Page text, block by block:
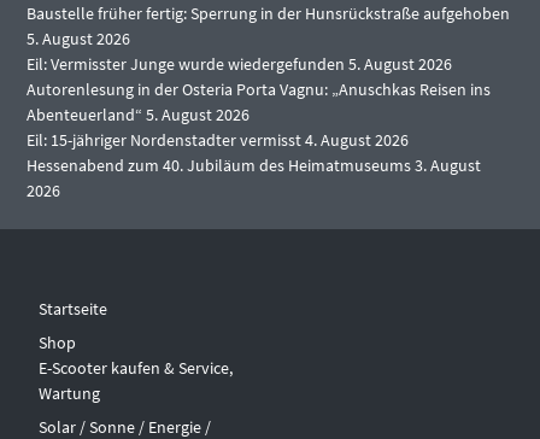
Baustelle früher fertig: Sperrung in der Hunsrückstraße aufgehoben
5. August 2026
Eil: Vermisster Junge wurde wiedergefunden 5. August 2026
Autorenlesung in der Osteria Porta Vagnu: „Anuschkas Reisen ins
Abenteuerland“ 5. August 2026
Eil: 15-jähriger Nordenstadter vermisst4. August 2026
Hessenabend zum 40. Jubiläum des Heimatmuseums3. August
2026
Startseite
Shop
E-Scooter kaufen & Service,
Wartung
Solar / Sonne / Energie /